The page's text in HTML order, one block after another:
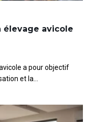
élevage avicole
a pour objectif
et la...